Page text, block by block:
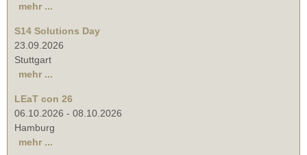
mehr ...
S14 Solutions Day
23.09.2026
Stuttgart
mehr ...
LEaT con 26
06.10.2026 - 08.10.2026
Hamburg
mehr ...